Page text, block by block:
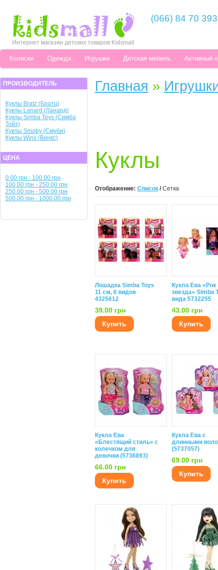
Интернет магазин детских товаров Kidsmall
(066) 84 70 393
Коляски Одежда Игрушки Детская мебель Активный
ПРОИЗВОДИТЕЛЬ
Куклы Bratz (Брaтц)
Куклы Lanard (Ланард)
Куклы Simba Toys (Симба
Тойз)
Куклы Smoby (Смуби)
Куклы Winx (Винкс)
ЦЕНА
0.00 грн - 100.00 грн
100.00 грн - 250.00 грн
250.00 грн - 500.00 грн
500.00 грн - 1000.00 грн
Главная »
Куклы
Отображение: Список /Сетка
Лошадка Simba Toys
11 см, 6 видов
4325612
39.00 грн
Купить
Кукла Ева «Рок
звезда» Simba
вида 5732255
43.00 грн
Купить
Кукла Ева
«Блестящий стиль» с
колечком для
девочки (5736893)
66.00 грн
Купить
Кукла Ева с
длинными
(5737057)
69.00 грн
Купить